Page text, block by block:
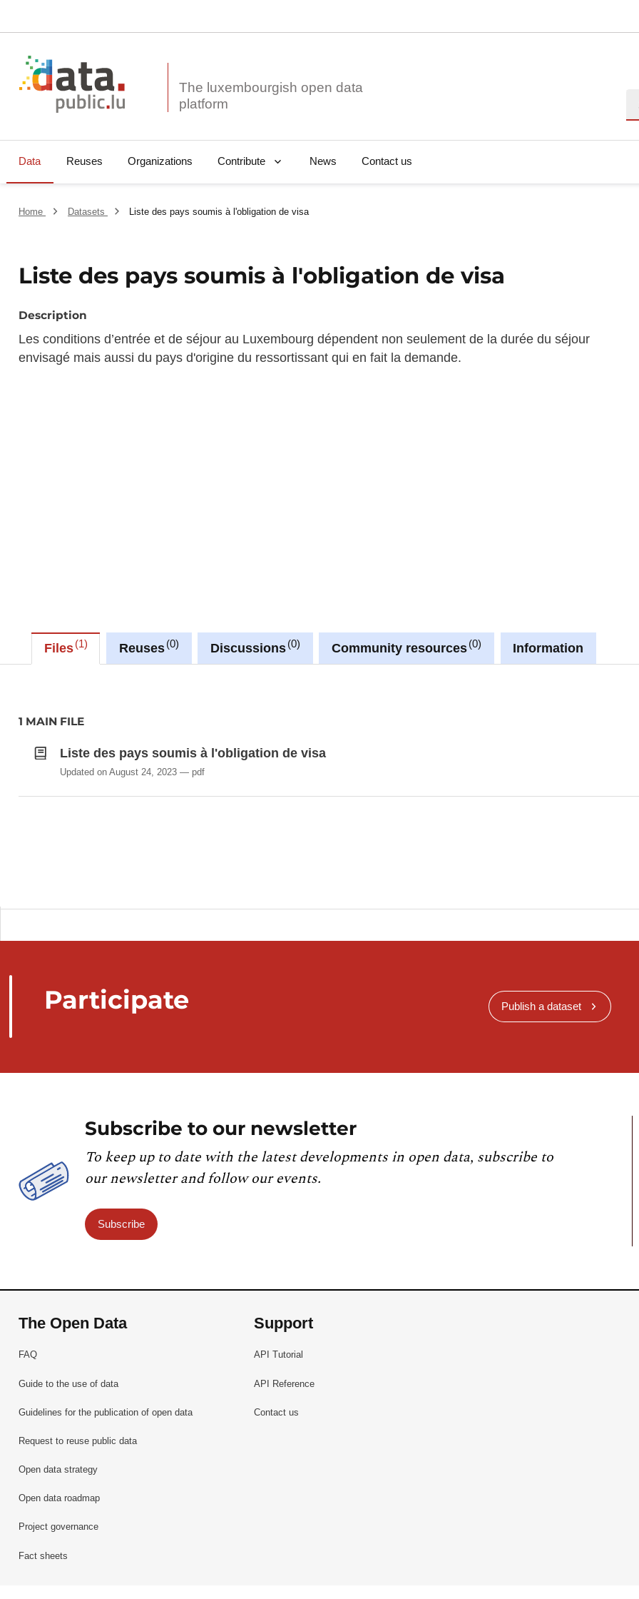
The luxembourgish open data
Data Reuses Organizations Contribute News Contact us
Home Datasets Liste des pays soumis à l'obligation de visa
Liste des pays soumis à l'obligation de visa
Description
Les conditions d’entrée et de séjour au Luxembourg dépendent non seulement de la durée du séjour
envisagé mais aussi du pays d'origine du ressortissant qui en fait la demande.
Files 1 Reuses 0 Discussions 0 Community resources 0 Information
1 MAIN FILE
Liste des pays soumis à l'obligation de visa
Updated on August 24, 2023 pdf
Participate Publish a dataset
Subscribe to our newsletter
To keep up to date with the latest developments in open data, subscribe to
our newsletter and follow our events.
Subscribe
The Open Data
FAQ
Guide to the use of data
Guidelines for the publication of open data
Request to reuse public data
Open data strategy
Open data roadmap
Project governance
Fact sheets
Support
API Tutorial
API Reference
Contact us